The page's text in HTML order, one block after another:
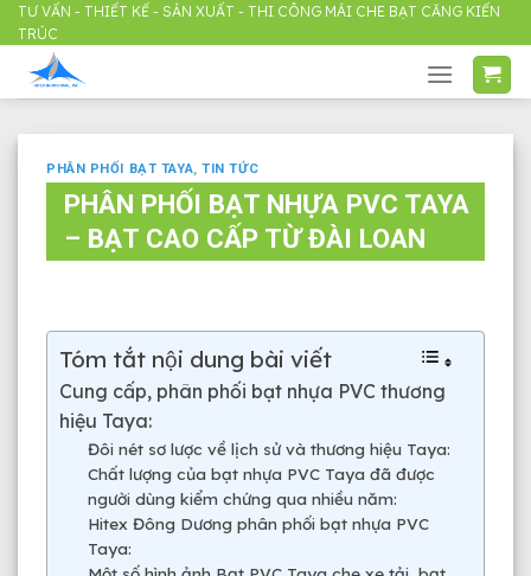
Skip
to
content
TƯ VẤN - THIẾT KẾ - SẢN XUẤT - THI CÔNG MÁI CHE BẠT CĂNG KIẾN
TRÚC
PHÂN PHỐI BẠT TAYA,TIN TỨC
PHÂN PHỐI BẠT NHỰA PVC TAYA
– BẠT CAO CẤP TỪ ĐÀI LOAN
Tóm tắt nội dung bài viết
Cung cấp, phân phối bạt nhựa PVC thương
hiệu Taya:
Đôi nét sơ lược về lịch sử và thương hiệu Taya:
Chất lượng của bạt nhựa PVC Taya đã được
người dùng kiểm chứng qua nhiều năm:
Hitex Đông Dương phân phối bạt nhựa PVC
Taya: